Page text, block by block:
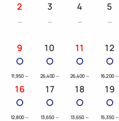
2 3 4 5
9
11,950 ～
10
26,400 ～
11
26,400 ～
12
16,200 ～
16
12,800 ～
17
13,650 ～
18
13,650 ～
19
15,350 ～